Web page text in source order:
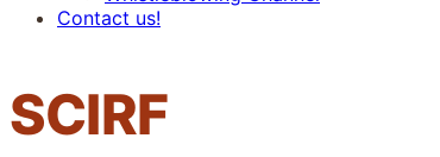
Contact us!
SCIRF